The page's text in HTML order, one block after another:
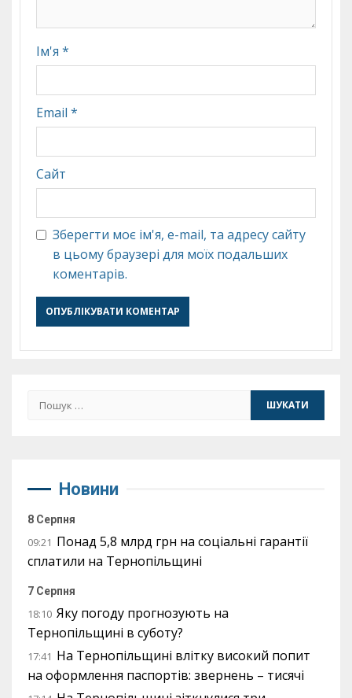
Ім'я *
Email *
Сайт
Зберегти моє ім'я, e-mail, та адресу сайту
в цьому браузері для моїх подальших
коментарів.
Пошук:
Новини
8 Серпня
09:21 Понад 5,8 млрд грн на соціальні гарантії
сплатили на Тернопільщині
7 Серпня
18:10 Яку погоду прогнозують на
Тернопільщині в суботу?
17:41 На Тернопільщині влітку високий попит
на оформлення паспортів: звернень – тисячі